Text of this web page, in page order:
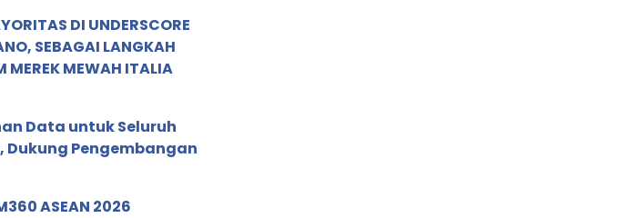
DI UNDERSCORE
SEBAGAI LANGKAH
MEREK MEWAH ITALIA
Data untuk Seluruh
Dukung Pengembangan
ASEAN 2026